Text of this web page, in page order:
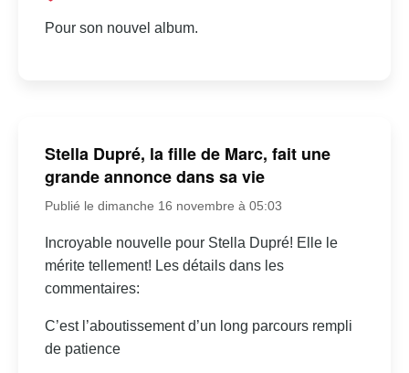
Pour son nouvel album.
Stella Dupré, la fille de Marc, fait une
grande annonce dans sa vie
Publié le dimanche 16 novembre à 05:03
Incroyable nouvelle pour Stella Dupré! Elle le
mérite tellement! Les détails dans les
commentaires:
C’est l’aboutissement d’un long parcours rempli
de patience